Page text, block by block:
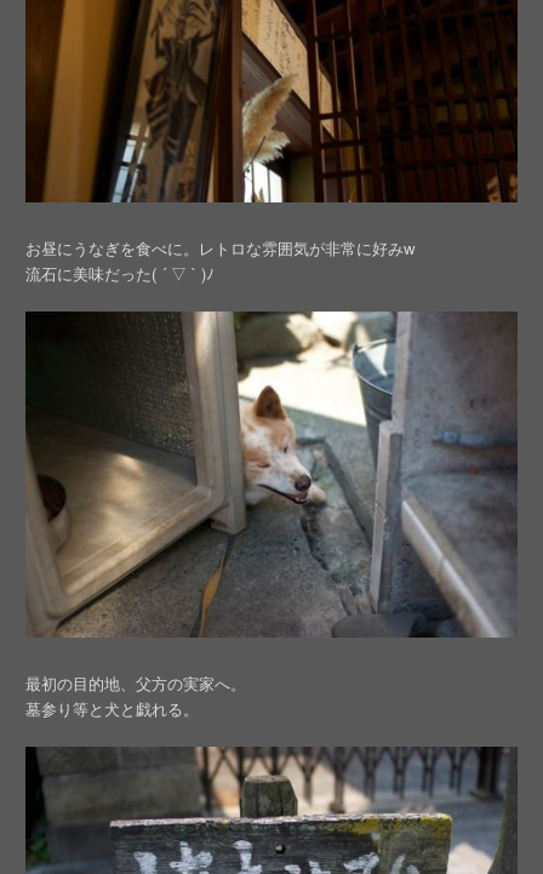
お昼にうなぎを食べに。レトロな雰囲気が非常に好みw
流石に美味だった( ´ ▽ ` )ﾉ
最初の目的地、父方の実家へ。
墓参り等と犬と戯れる。